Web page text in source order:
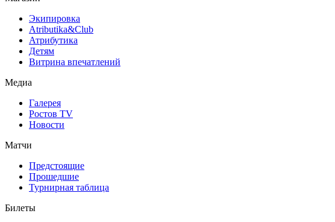
Экипировка
Atributika&Club
Атрибутика
Детям
Витрина впечатлений
Медиа
Галерея
Ростов TV
Новости
Матчи
Предстоящие
Прошедшие
Турнирная таблица
Билеты